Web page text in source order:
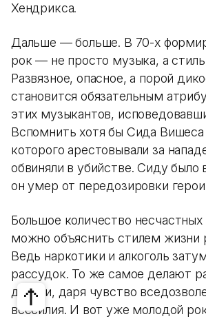
Хендрикса.
Дальше — больше. В 70-х
рок — не просто музыка, а
Развязное, опасное, а порой
становится обязательным
этих музыкантов,
Вспомнить хотя бы Сида Вишеса
которого арестовывали за
обвиняли в убийстве. Сиду было
он умер от передозировки
Большое количество
можно объяснить стилем жизни
Ведь наркотики и алкоголь
рассудок. То же самое делают
деньги, даря чувство
всесилия. И вот уже молодой